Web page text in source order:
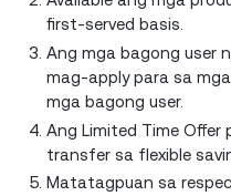
first-served basis.
Ang mga bagong user
mag-apply para sa
mga bagong user.
Ang Limited Time
transfer sa flexible
Matatagpuan sa